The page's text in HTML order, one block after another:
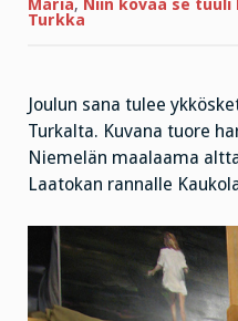
Maria, Niin kovaa se tuuli
Turkka
Joulun sana tulee
Turkalta. Kuvana tuore
Niemelän maalaama
Laatokan rannalle